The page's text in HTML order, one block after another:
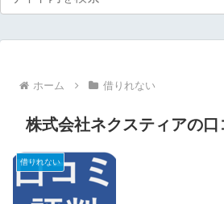
ホーム 借りれない
株式会社ネクスティアの口
借りれない